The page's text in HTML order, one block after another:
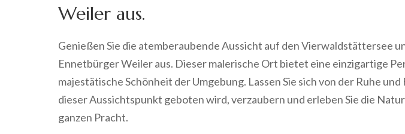
Weiler aus.
Genießen Sie die atemberaubende Aussicht auf den Vierwaldstättersee
Ennetbürger Weiler aus. Dieser malerische Ort bietet eine einzigartige
majestätische Schönheit der Umgebung. Lassen Sie sich von der Ruhe
dieser Aussichtspunkt geboten wird, verzaubern und erleben Sie die
ganzen Pracht.